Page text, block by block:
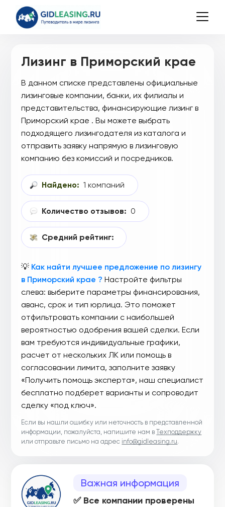
Лизинг в Приморский крае
В данном списке представлены официальные
лизинговые компании, банки, их филиалы и
представительства, финансирующие лизинг в
Приморский крае . Вы можете выбрать
подходящего лизингодателя из каталога и
отправить заявку напрямую в лизинговую
компанию без комиссий и посредников.
Найдено: 1 компаний
Количество отзывов: 0
Средний рейтинг:
💡 Как найти лучшее предложение по лизингу
в Приморский крае ? Настройте фильтры
слева: выберите параметры финансирования,
аванс, срок и тип юрлица. Это поможет
отфильтровать компании с наибольшей
вероятностью одобрения вашей сделки. Если
вам требуются индивидуальные графики,
расчет от нескольких ЛК или помощь в
согласовании лимита, заполните заявку
«Получить помощь эксперта», наш специалист
бесплатно подберет варианты и сопроводит
сделку «под ключ».
Если вы нашли ошибку или неточность в представленной
информации, пожалуйста, напишите нам вТехподдержку
или отправьте письмо на адрес info@gidleasing.ru.
Важная информация
✅ Все компании проверены